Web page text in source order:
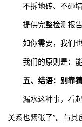
不拆地砖、不砸墙
提供完整检测报告
如你需要，我们也
我们的原则是：能
五、结语：别靠
漏水这种事，看起
关系也紧张了”。与